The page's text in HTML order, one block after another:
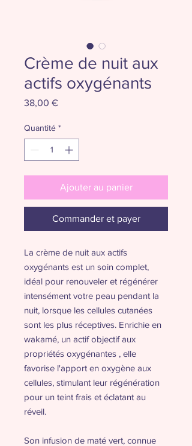
Crème de nuit aux
actifs oxygénants
38,00 €Prix
Quantité *
Ajouter au panier
Commander et payer
La crème de nuit aux actifs
oxygénants est un soin complet,
idéal pour renouveler et régénérer
intensément votre peau pendant la
nuit, lorsque les cellules cutanées
sont les plus réceptives. Enrichie en
wakamé, un actif objectif aux
propriétés oxygénantes , elle
favorise l'apport en oxygène aux
cellules, stimulant leur régénération
pour un teint frais et éclatant au
réveil.
Son infusion de maté vert, connue